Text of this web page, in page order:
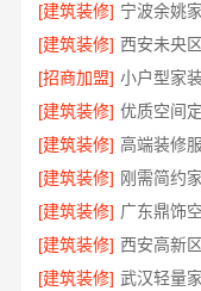
[建筑装修] 宁波余姚
[建筑装修] 西安未央
[招商加盟]
[建筑装修] 优质空间
[建筑装修] 高端装修
[建筑装修] 刚需简约
[建筑装修]
[建筑装修] 西安高新
[建筑装修] 武汉轻量